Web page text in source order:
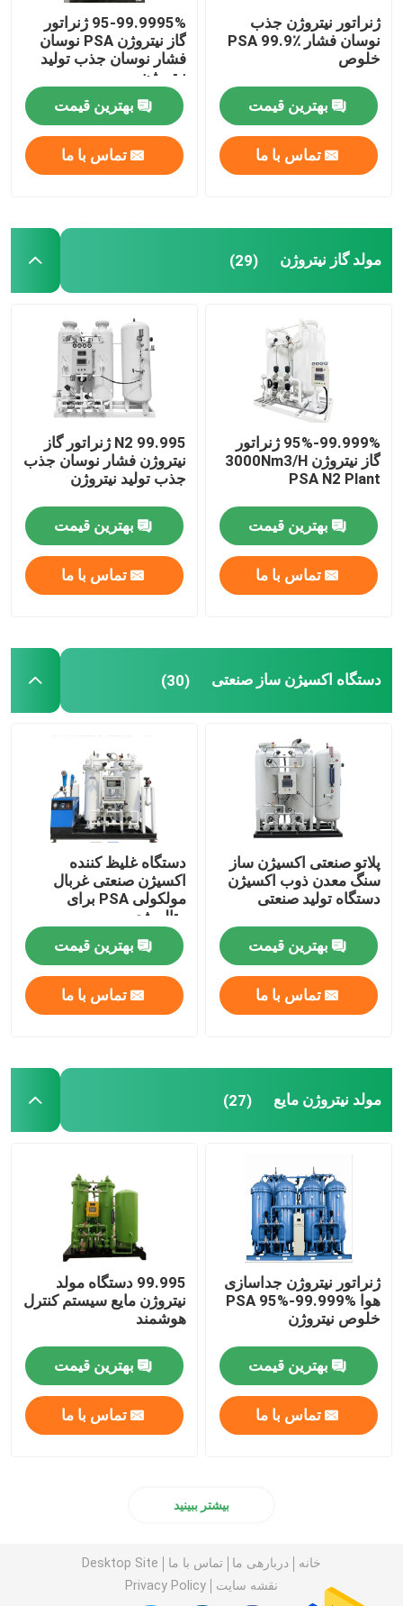
خانه
محصولات
فیلم های
دربارهی ما
کارخانه تور
کنترل کیفیت
درخواست نقل قول
مولد نیتروژن PSA
دستگاه اکسیژن ساز صنعتی
مولد نیتروژن مایع
سیستم اکسیژن ساز
دستگاه اکسیژن ساز پزشکی
واحد تصفیه گاز
مولد نیتروژن سیار
دستگاه اکسیژن ساز مدولار
سیستم تامین اکسیژن متمرکز
ژنراتور هیدروژن PSA
جداسازی هوای برودتی
ژنراتور نیتروژن جذب
نوسان فشار PSA 99.9٪
خلوص
بهترین قیمت
تماس با ما
95-99.9995% ژنراتور
گاز نیتروژن PSA نوسان
فشار نوسان جذب تولید
نیتروژن
بهترین قیمت
تماس با ما
مولد گاز نیتروژن (29)
95%-99.999% ژنراتور
گاز نیتروژن 3000Nm3/H
PSA N2 Plant
بهترین قیمت
تماس با ما
99.995 N2 ژنراتور گاز
نیتروژن فشار نوسان جذب
جذب تولید نیتروژن
بهترین قیمت
تماس با ما
دستگاه اکسیژن ساز صنعتی (30)
پلاتو صنعتی اکسیژن ساز
سنگ معدن ذوب اکسیژن
دستگاه تولید صنعتی
بهترین قیمت
تماس با ما
دستگاه غلیظ کننده
اکسیژن صنعتی غربال
مولکولی PSA برای
متالورژی
بهترین قیمت
تماس با ما
مولد نیتروژن مایع (27)
ژنراتور نیتروژن جداسازی
هوا PSA 95%-99.999%
خلوص نیتروژن
بهترین قیمت
تماس با ما
99.995 دستگاه مولد
نیتروژن مایع سیستم کنترل
هوشمند
بهترین قیمت
تماس با ما
بیشتر ببینید
خانه دربارهی ما تماس با ما
Desktop Site
نقشه سایت
Privacy Policy